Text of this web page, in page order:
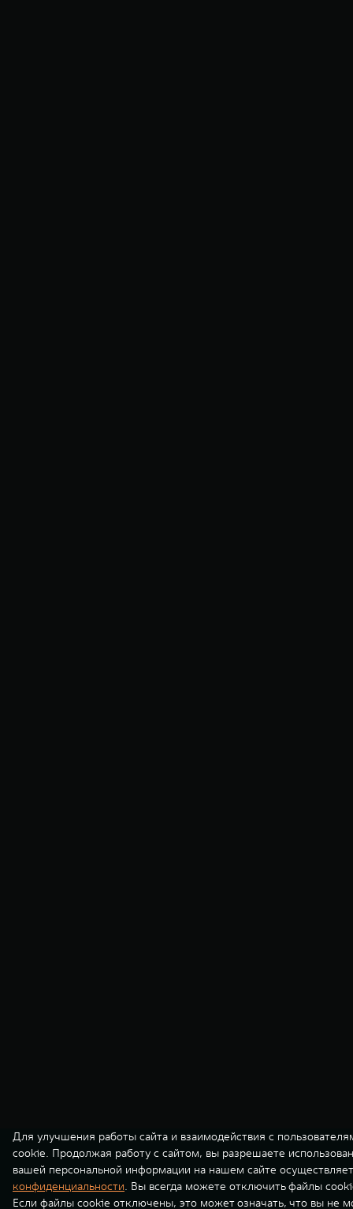
Для улучшения работы сайта и взаимодействия с
cookie. Продолжая работу с сайтом, вы разрешаете
вашей персональной информации на нашем сайте
конфиденциальности. Вы всегда можете отключить файлы
Если файлы cookie отключены, это может означать, что вы не